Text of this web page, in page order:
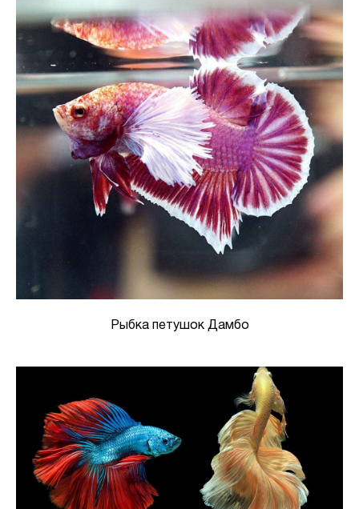
Рыбка петушок Дамбо